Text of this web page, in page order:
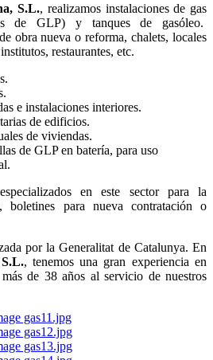
S.L., realizamos instalaciones de gas
de GLP) y tanques de gasóleo.
obra nueva o reforma, chalets, locales
restaurantes, etc.
e instalaciones interiores.
de edificios.
de viviendas.
de GLP en batería, para uso
en este sector para la
boletines para nueva contratación o
por la Generalitat de Catalunya. En
, tenemos una gran experiencia en
de 38 años al servicio de nuestros